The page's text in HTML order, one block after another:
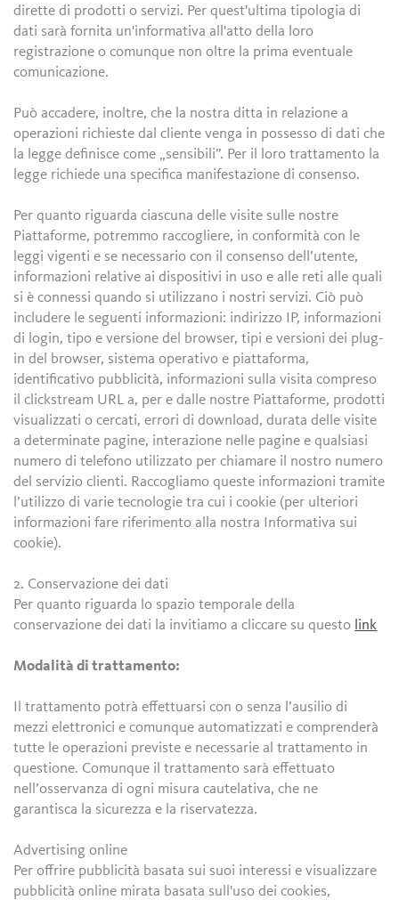
dirette di prodotti o servizi. Per quest'ultima tipologia di
dati sarà fornita un'informativa all'atto della loro
registrazione o comunque non oltre la prima eventuale
comunicazione.
Può accadere, inoltre, che la nostra ditta in relazione a
operazioni richieste dal cliente venga in possesso di dati che
la legge definisce come „sensibili”. Per il loro trattamento la
legge richiede una specifica manifestazione di consenso.
Per quanto riguarda ciascuna delle visite sulle nostre
Piattaforme, potremmo raccogliere, in conformità con le
leggi vigenti e se necessario con il consenso dell’utente,
informazioni relative ai dispositivi in uso e alle reti alle quali
si è connessi quando si utilizzano i nostri servizi. Ciò può
includere le seguenti informazioni: indirizzo IP, informazioni
di login, tipo e versione del browser, tipi e versioni dei plug-
in del browser, sistema operativo e piattaforma,
identificativo pubblicità, informazioni sulla visita compreso
il clickstream URL a, per e dalle nostre Piattaforme, prodotti
visualizzati o cercati, errori di download, durata delle visite
a determinate pagine, interazione nelle pagine e qualsiasi
numero di telefono utilizzato per chiamare il nostro numero
del servizio clienti. Raccogliamo queste informazioni tramite
l’utilizzo di varie tecnologie tra cui i cookie (per ulteriori
informazioni fare riferimento alla nostra Informativa sui
cookie).
2. Conservazione dei dati
Per quanto riguarda lo spazio temporale della
conservazione dei dati la invitiamo a cliccare su questo link
Modalità di trattamento:
Il trattamento potrà effettuarsi con o senza l’ausilio di
mezzi elettronici e comunque automatizzati e comprenderà
tutte le operazioni previste e necessarie al trattamento in
questione. Comunque il trattamento sarà effettuato
nell’osservanza di ogni misura cautelativa, che ne
garantisca la sicurezza e la riservatezza.
Advertising online
Per offrire pubblicità basata sui suoi interessi e visualizzare
pubblicità online mirata basata sull'uso dei cookies,